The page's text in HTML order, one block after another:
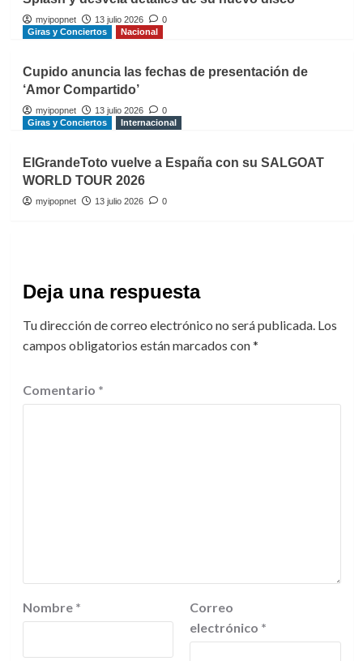
myipopnet 13 julio 2026
0
Giras y Conciertos
Nacional
Cupido anuncia las fechas de presentación de
‘Amor Compartido’
myipopnet 13 julio 2026
0
Giras y Conciertos
Internacional
ElGrandeToto vuelve a España con su SALGOAT
WORLD TOUR 2026
myipopnet 13 julio 2026 0
Deja una respuesta
Tu dirección de correo electrónico no será publicada. Los
campos obligatorios están marcados con*
Comentario *
Nombre *
Correo
electrónico *